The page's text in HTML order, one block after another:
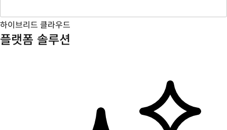
하이브리드 클라우드
플랫폼 솔루션